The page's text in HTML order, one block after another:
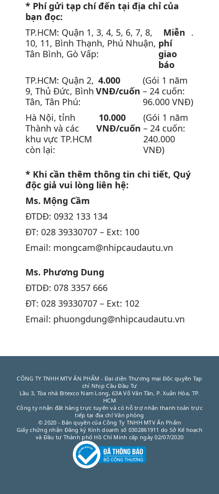
* Phí gửi tạp chí đến tại địa chỉ của
bạn đọc:
TP.HCM: Quận 1, 3, 4, 5, 6, 7, 8,
10, 11, Bình Thạnh, Phú Nhuận,
Tân Bình, Gò Vấp:
Miễn
phí
giao
báo
.
TP.HCM: Quận 2,
9, Thủ Đức, Bình
Tân, Tân Phú:
4.000
VNĐ/cuốn
(Gói 1 năm
– 24 cuốn:
96.000 VNĐ)
Hà Nội, tỉnh
Thành và các
khu vực TP.HCM
còn lại:
10.000
VNĐ/cuốn
(Gói 1 năm
– 24 cuốn:
240.000
VNĐ)
* Khi cần thêm thông tin chi tiết, Quý
độc giả vui lòng liên hệ:
Ms. Mộng Cầm
ĐTDĐ: 0932 133 134
ĐT: 028 39330707 – Ext: 100
Email: mongcam@nhipcaudautu.vn
Ms. Phương Dung
ĐTDĐ: 078 3357 666
ĐT: 028 39330707 – Ext: 102
Email: phuongdung@nhipcaudautu.vn
CÔNG TY TNHH MTV ẤN PHẨM - Đại diện Thương mại Độc quyền Tạp
chí Nhịp Cầu Đầu Tư
Lầu 3, Tòa nhà Bitexco Nam Long, 63A Võ Văn Tần, P. Xuân Hòa, TP.
HCM
Công ty nhận đặt hàng trực tuyến và có hỗ trợ nhận thanh toán trực
tiếp tại địa chỉ Văn phòng
© 2020 - Bản quyền của Công Ty TNHH MTV Ấn Phẩm
Giấy chứng nhận Đăng ký Kinh doanh số 0302861911 do Sở Kế hoạch
và Đầu tư Thành phố Hồ Chí Minh cấp ngày 02/07/2020